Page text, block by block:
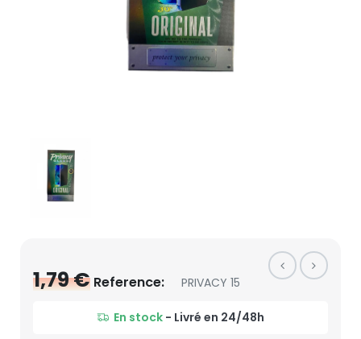
1,79 € Reference: PRIVACY 15
En stock - Livré en 24/48h